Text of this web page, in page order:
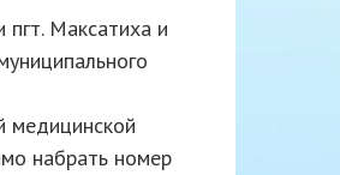
Максатиха и
медицинской
набрать номер